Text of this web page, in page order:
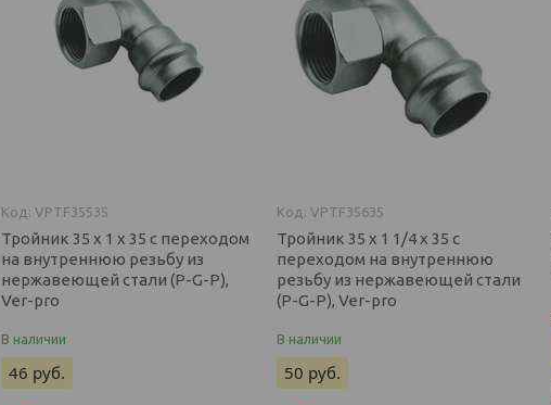
VPTF35535
Тройник 35 х 1 х 35 с переходом
на внутреннюю резьбу из
нержавеющей стали (P-G-P),
Ver-pro
В наличии
46 руб.
VPTF35635
Тройник 35 х 1 1/4 х 35 с
переходом на внутреннюю
резьбу из нержавеющей стали
(P-G-P), Ver-pro
В наличии
50 руб.